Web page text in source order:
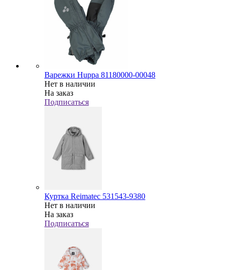
Варежки Huppa 81180000-00048
Нет в наличии
На заказ
Подписаться
Куртка Reimatec 531543-9380
Нет в наличии
На заказ
Подписаться